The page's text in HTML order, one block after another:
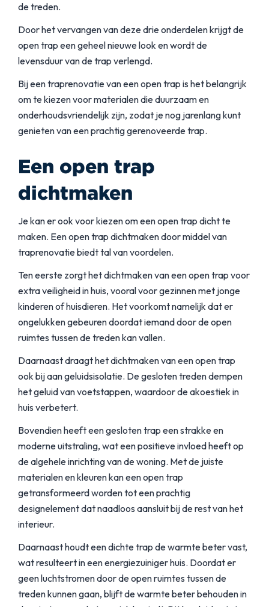
de treden.
Door het vervangen van deze drie onderdelen krijgt de
open trap een geheel nieuwe look en wordt de
levensduur van de trap verlengd.
Bij een traprenovatie van een open trap is het belangrijk
om te kiezen voor materialen die duurzaam en
onderhoudsvriendelijk zijn, zodat je nog jarenlang kunt
genieten van een prachtig gerenoveerde trap.
Een open trap
dichtmaken
Je kan er ook voor kiezen om een open trap dicht te
maken. Een open trap dichtmaken door middel van
traprenovatie biedt tal van voordelen.
Ten eerste zorgt het dichtmaken van een open trap voor
extra veiligheid in huis, vooral voor gezinnen met jonge
kinderen of huisdieren. Het voorkomt namelijk dat er
ongelukken gebeuren doordat iemand door de open
ruimtes tussen de treden kan vallen.
Daarnaast draagt het dichtmaken van een open trap
ook bij aan geluidsisolatie. De gesloten treden dempen
het geluid van voetstappen, waardoor de akoestiek in
huis verbetert.
Bovendien heeft een gesloten trap een strakke en
moderne uitstraling, wat een positieve invloed heeft op
de algehele inrichting van de woning. Met de juiste
materialen en kleuren kan een open trap
getransformeerd worden tot een prachtig
designelement dat naadloos aansluit bij de rest van het
interieur.
Daarnaast houdt een dichte trap de warmte beter vast,
wat resulteert in een energiezuiniger huis. Doordat er
geen luchtstromen door de open ruimtes tussen de
treden kunnen gaan, blijft de warmte beter behouden in